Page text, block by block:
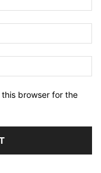
browser for the